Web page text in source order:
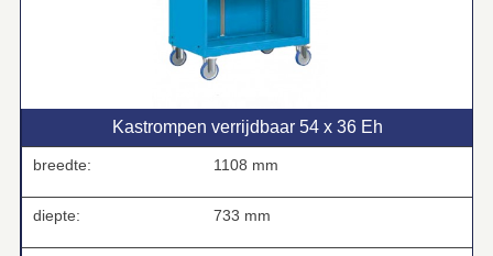
Kastrompen verrijdbaar 54 x 36 Eh
breedte: 1108 mm
diepte: 733 mm